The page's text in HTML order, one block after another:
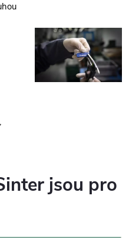
jsou pro